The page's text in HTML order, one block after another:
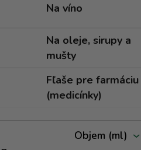
Na víno
Na oleje, sirupy a
mušty
Fľaše pre farmáciu
(medicínky)
Objem (ml)